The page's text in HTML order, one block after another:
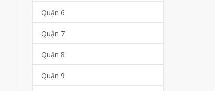
Quận 6
Quận 7
Quận 8
Quận 9